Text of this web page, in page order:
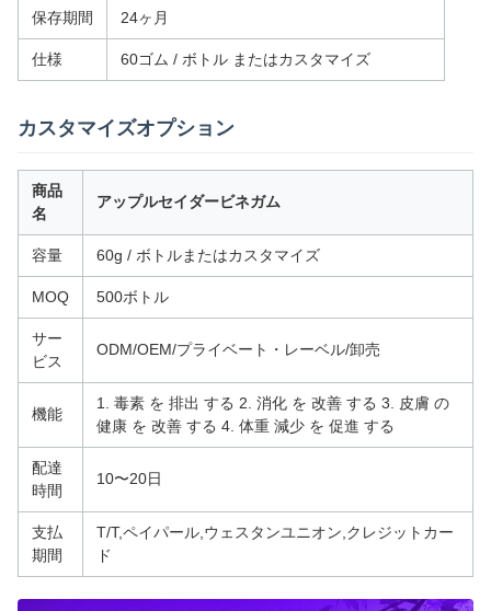
保存期間 24ヶ月
仕様 60ゴム / ボトル またはカスタマイズ
カスタマイズオプション
商品
名
アップルセイダービネガム
容量 60g / ボトルまたはカスタマイズ
MOQ 500ボトル
サー
ビス
ODM/OEM/プライベート・レーベル/卸売
機能
1. 毒素 を 排出 する 2. 消化 を 改善 する 3. 皮膚 の
健康 を 改善 する 4. 体重 減少 を 促進 する
配達
時間
10〜20日
支払
期間
T/T,ペイパール,ウェスタンユニオン,クレジットカー
ド